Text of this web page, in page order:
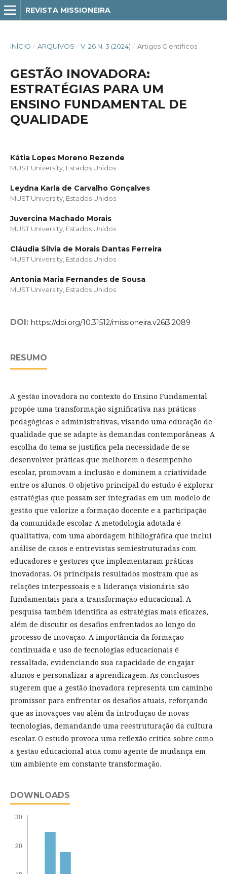
REVISTA MISSIONEIRA
INÍCIO / ARQUIVOS / V. 26 N. 3 (2024) / Artigos Científicos
GESTÃO INOVADORA:
ESTRATÉGIAS PARA UM
ENSINO FUNDAMENTAL DE
QUALIDADE
Kátia Lopes Moreno Rezende
MUST University, Estados Unidos
Leydna Karla de Carvalho Gonçalves
MUST University, Estados Unidos
Juvercina Machado Morais
MUST University, Estados Unidos
Cláudia Silvia de Morais Dantas Ferreira
MUST University, Estados Unidos
Antonia Maria Fernandes de Sousa
MUST University, Estados Unidos
DOI: https://doi.org/10.31512/missioneira.v26i3.2089
RESUMO
A gestão inovadora no contexto do Ensino Fundamental
propõe uma transformação significativa nas práticas
pedagógicas e administrativas, visando uma educação de
qualidade que se adapte às demandas contemporâneas. A
escolha do tema se justifica pela necessidade de se
desenvolver práticas que melhorem o desempenho
escolar, promovam a inclusão e dominem a criatividade
entre os alunos. O objetivo principal do estudo é explorar
estratégias que possam ser integradas em um modelo de
gestão que valorize a formação docente e a participação
da comunidade escolar. A metodologia adotada é
qualitativa, com uma abordagem bibliográfica que inclui
análise de casos e entrevistas semiestruturadas com
educadores e gestores que implementaram práticas
inovadoras. Os principais resultados mostram que as
relações interpessoais e a liderança visionária são
fundamentais para a transformação educacional. A
pesquisa também identifica as estratégias mais eficazes,
além de discutir os desafios enfrentados ao longo do
processo de inovação. A importância da formação
continuada e uso de tecnologias educacionais é
ressaltada, evidenciando sua capacidade de engajar
alunos e personalizar a aprendizagem. As conclusões
sugerem que a gestão inovadora representa um caminho
promissor para enfrentar os desafios atuais, reforçando
que as inovações vão além da introdução de novas
tecnologias, demandando uma reestruturação da cultura
escolar. O estudo provoca uma reflexão crítica sobre como
a gestão educacional atua como agente de mudança em
um ambiente em constante transformação.
DOWNLOADS